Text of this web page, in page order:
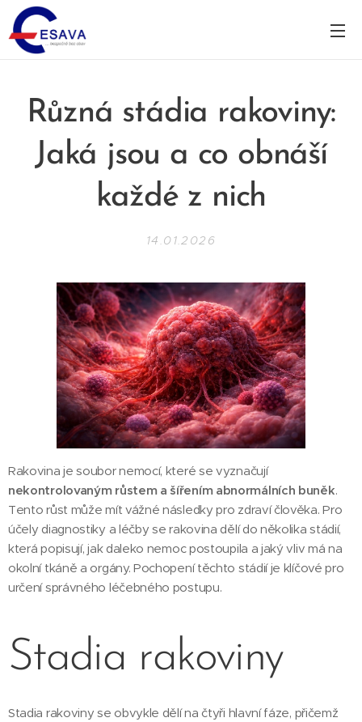
Různá stádia rakoviny:
Jaká jsou a co obnáší
každé z nich
14.01.2026
Rakovina je soubor nemocí, které se vyznačují
nekontrolovaným růstem a šířením abnormálních buněk.
Tento růst může mít vážné následky pro zdraví člověka. Pro
účely diagnostiky a léčby se rakovina dělí do několika stádií,
která popisují, jak daleko nemoc postoupila a jaký vliv má na
okolní tkáně a orgány. Pochopení těchto stádií je klíčové pro
určení správného léčebného postupu.
Stadia rakoviny
Stadia rakoviny se obvykle dělí na čtyři hlavní fáze, přičemž